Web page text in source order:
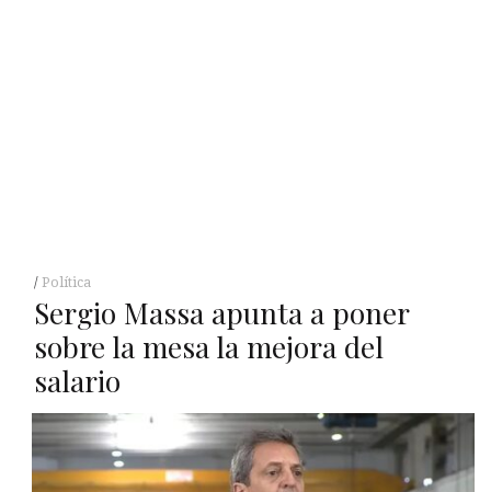
Política
Sergio Massa apunta a poner
sobre la mesa la mejora del
salario